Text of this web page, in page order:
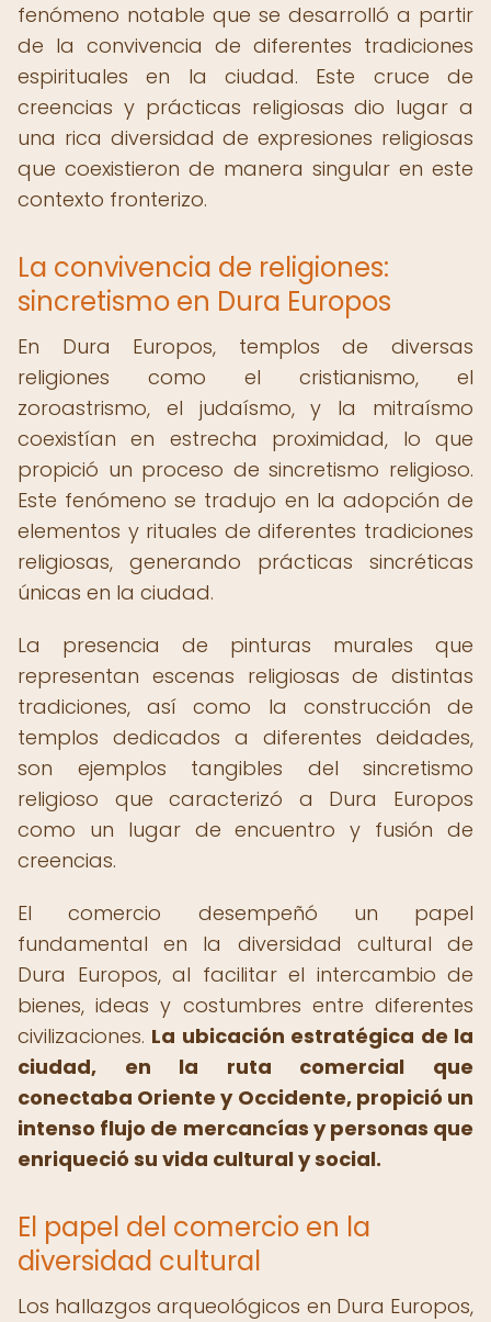
fenómeno notable que se desarrolló a partir
de la convivencia de diferentes tradiciones
espirituales en la ciudad. Este cruce de
creencias y prácticas religiosas dio lugar a
una rica diversidad de expresiones religiosas
que coexistieron de manera singular en este
contexto fronterizo.
La convivencia de religiones:
sincretismo en Dura Europos
En Dura Europos, templos de diversas
religiones como el cristianismo, el
zoroastrismo, el judaísmo, y la mitraísmo
coexistían en estrecha proximidad, lo que
propició un proceso de sincretismo religioso.
Este fenómeno se tradujo en la adopción de
elementos y rituales de diferentes tradiciones
religiosas, generando prácticas sincréticas
únicas en la ciudad.
La presencia de pinturas murales que
representan escenas religiosas de distintas
tradiciones, así como la construcción de
templos dedicados a diferentes deidades,
son ejemplos tangibles del sincretismo
religioso que caracterizó a Dura Europos
como un lugar de encuentro y fusión de
creencias.
El comercio desempeñó un papel
fundamental en la diversidad cultural de
Dura Europos, al facilitar el intercambio de
bienes, ideas y costumbres entre diferentes
civilizaciones. La ubicación estratégica de la
ciudad, en la ruta comercial que
conectaba Oriente y Occidente, propició un
intenso flujo de mercancías y personas que
enriqueció su vida cultural y social.
El papel del comercio en la
diversidad cultural
Los hallazgos arqueológicos en Dura Europos,